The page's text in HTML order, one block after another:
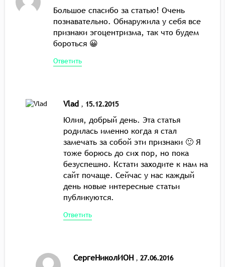
Большое спасибо за статью! Очень
познавательно. Обнаружила у себя все
признаки эгоцентризма, так что будем
бороться 😀
Ответить
Vlad , 15.12.2015
Юлия, добрый день. Эта статья
родилась именно когда я стал
замечать за собой эти признаки 🙂 Я
тоже борюсь до сих пор, но пока
безуспешно. Кстати заходите к нам на
сайт почаще. Сейчас у нас каждый
день новые интересные статьи
публикуются.
Ответить
СергеНиколИОН , 27.06.2016